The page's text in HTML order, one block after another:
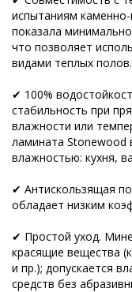
испытаниям каменно-
показала
что позволяет
видами теплых полов.
✔ 100%
стабильность при
влажности или
ламината Stonewood
влажностью: кухня,
✔ Антискользящая
обладает низким
✔ Простой уход.
красящие вещества
и пр.); допускается
средств без